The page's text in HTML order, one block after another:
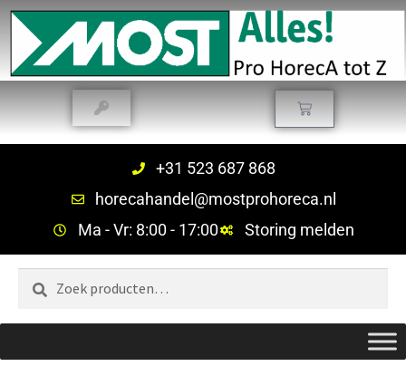
+31 523 687 868
horecahandel@mostprohoreca.nl
Ma - Vr: 8:00 - 17:00
Storing melden
Zoeken